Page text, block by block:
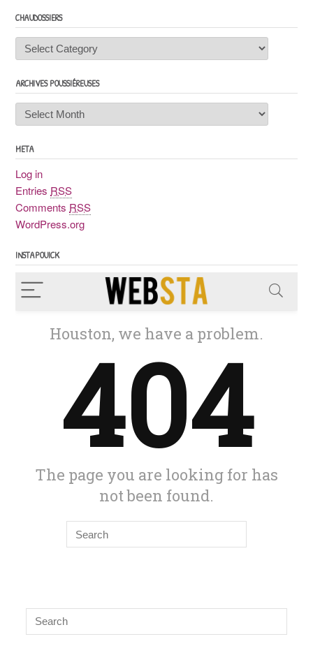
CHAUDOSSIERS
Chaudossiers
ARCHIVES POUSSIÉREUSES
Archives
poussiéreuses
META
Log in
Entries RSS
Comments RSS
WordPress.org
INSTAPOUICK